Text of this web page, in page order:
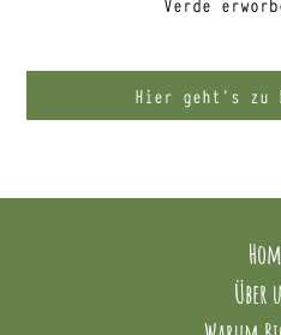
Hier geht’s zu
Über